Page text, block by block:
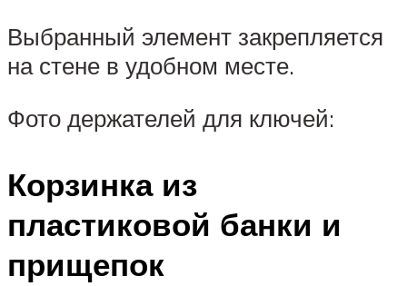
Выбранный элемент закрепляется
на стене в удобном месте.
Фото держателей для ключей:
Корзинка из
пластиковой банки и
прищепок